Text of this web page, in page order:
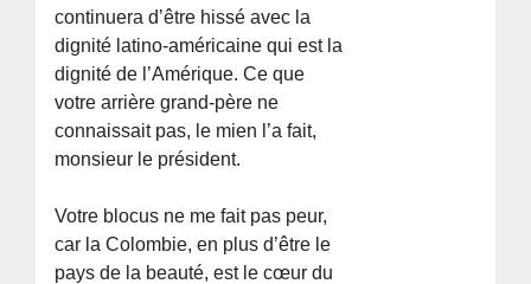
continuera d’être hissé avec la
dignité latino-américaine qui est la
dignité de l’Amérique. Ce que
votre arrière grand-père ne
connaissait pas, le mien l’a fait,
monsieur le président.
Votre blocus ne me fait pas peur,
car la Colombie, en plus d’être le
pays de la beauté, est le cœur du